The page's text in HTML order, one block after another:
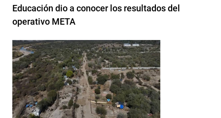
Educación dio a conocer los resultados del
operativo META